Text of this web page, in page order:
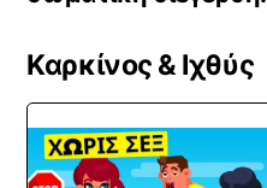
Καρκίνος & Ιχθύς